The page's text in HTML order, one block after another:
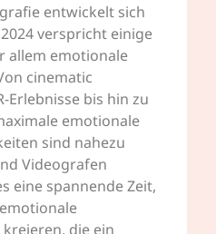
entwickelt sich
verspricht einige
allem emotionale
cinematic
Erlebnisse bis hin zu
emotionale
sind nahezu
Videografen
eine spannende Zeit,
die ein